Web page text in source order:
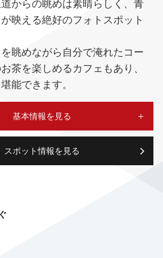
からの眺めは素晴らしく、青
映える絶好のフォトスポット
眺めながら自分で淹れたコー
茶を楽しめるカフェもあり、
能できます。
基本情報を見る
スポット情報を見る